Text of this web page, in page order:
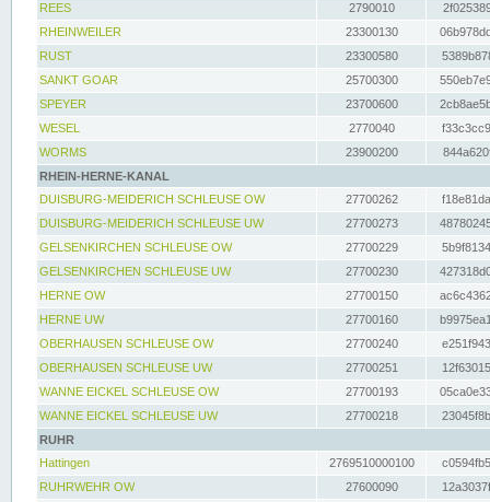
REES
2790010
RHEINWEILER
23300130
RUST
23300580
SANKT GOAR
25700300
SPEYER
23700600
WESEL
2770040
WORMS
23900200
RHEIN-HERNE-KANAL
DUISBURG-MEIDERICH SCHLEUSE OW
27700262
DUISBURG-MEIDERICH SCHLEUSE UW
27700273
GELSENKIRCHEN SCHLEUSE OW
27700229
GELSENKIRCHEN SCHLEUSE UW
27700230
HERNE OW
27700150
HERNE UW
27700160
OBERHAUSEN SCHLEUSE OW
27700240
OBERHAUSEN SCHLEUSE UW
27700251
WANNE EICKEL SCHLEUSE OW
27700193
WANNE EICKEL SCHLEUSE UW
27700218
RUHR
Hattingen
2769510000100
RUHRWEHR OW
27600090